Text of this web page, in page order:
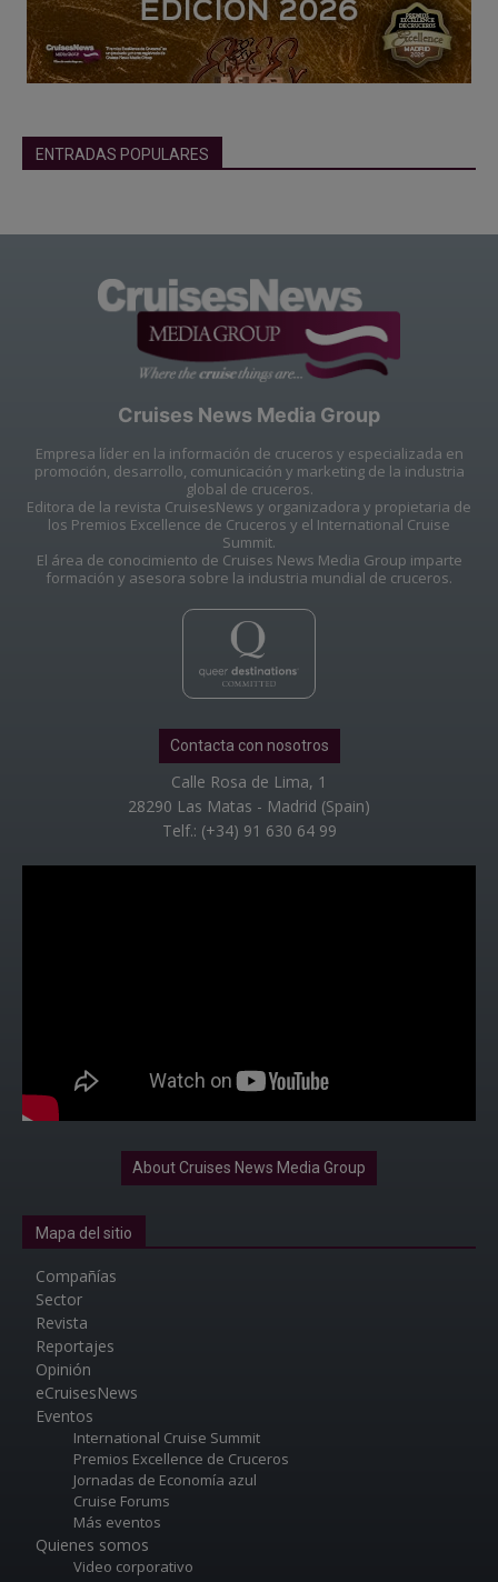
ENTRADAS POPULARES
Cruises News Media Group
Empresa líder en la información de cruceros y especializada en
promoción, desarrollo, comunicación y marketing de la industria
global de cruceros.
Editora de la revista CruisesNews y organizadora y propietaria de
los Premios Excellence de Cruceros y el International Cruise
Summit.
El área de conocimiento de Cruises News Media Group imparte
formación y asesora sobre la industria mundial de cruceros.
Contacta con nosotros
Calle Rosa de Lima, 1
28290 Las Matas - Madrid (Spain)
Telf.: (+34) 91 630 64 99
About Cruises News Media Group
Mapa del sitio
Compañías
Sector
Revista
Reportajes
Opinión
eCruisesNews
Eventos
International Cruise Summit
Premios Excellence de Cruceros
Jornadas de Economía azul
Cruise Forums
Más eventos
Quienes somos
Video corporativo